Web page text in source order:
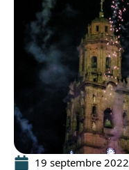
19 septembre 2022